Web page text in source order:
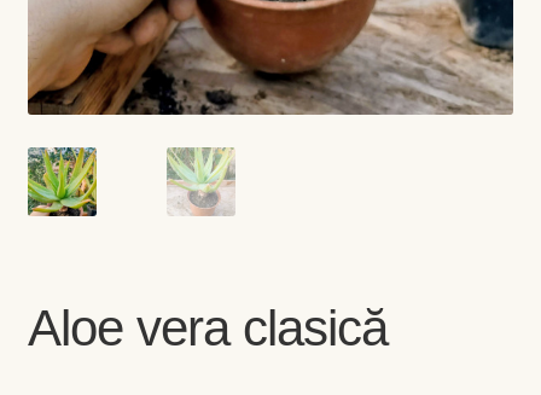
Informaţii
Ardei iute
Busuioc
Busuioc roşu
Cimbrişor
Aloe vera clasică